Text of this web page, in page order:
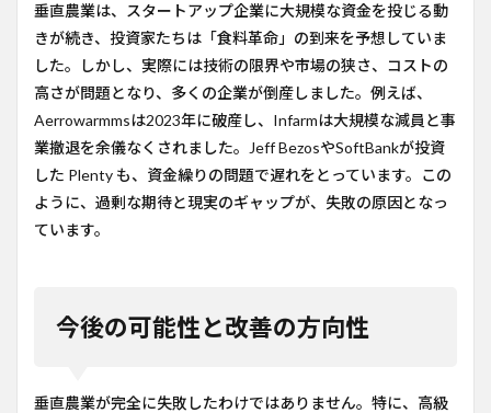
垂直農業は、スタートアップ企業に大規模な資金を投じる動
きが続き、投資家たちは「食料革命」の到来を予想していま
した。しかし、実際には技術の限界や市場の狭さ、コストの
高さが問題となり、多くの企業が倒産しました。例えば、
Aerrowarmmsは2023年に破産し、Infarmは大規模な減員と事
業撤退を余儀なくされました。Jeff BezosやSoftBankが投資
した Plenty も、資金繰りの問題で遅れをとっています。この
ように、過剰な期待と現実のギャップが、失敗の原因となっ
ています。
今後の可能性と改善の方向性
垂直農業が完全に失敗したわけではありません。特に、高級